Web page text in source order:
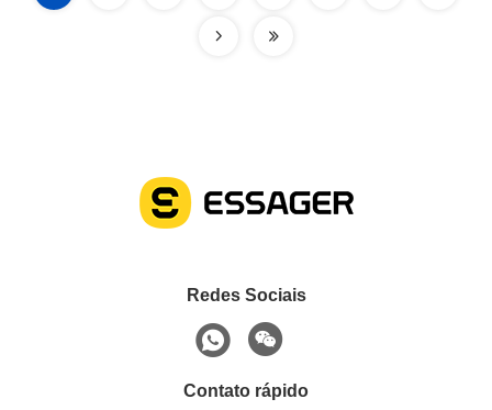
Redes Sociais
Contato rápido